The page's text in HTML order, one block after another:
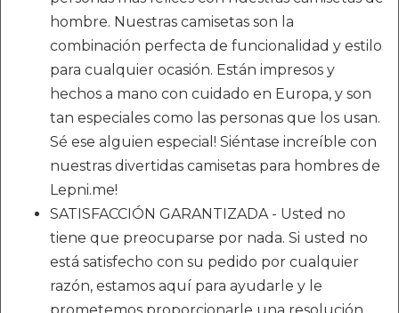
hombre. Nuestras camisetas son la
combinación perfecta de funcionalidad y estilo
para cualquier ocasión. Están impresos y
hechos a mano con cuidado en Europa, y son
tan especiales como las personas que los usan.
Sé ese alguien especial! Siéntase increíble con
nuestras divertidas camisetas para hombres de
Lepni.me!
SATISFACCIÓN GARANTIZADA - Usted no
tiene que preocuparse por nada. Si usted no
está satisfecho con su pedido por cualquier
razón, estamos aquí para ayudarle y le